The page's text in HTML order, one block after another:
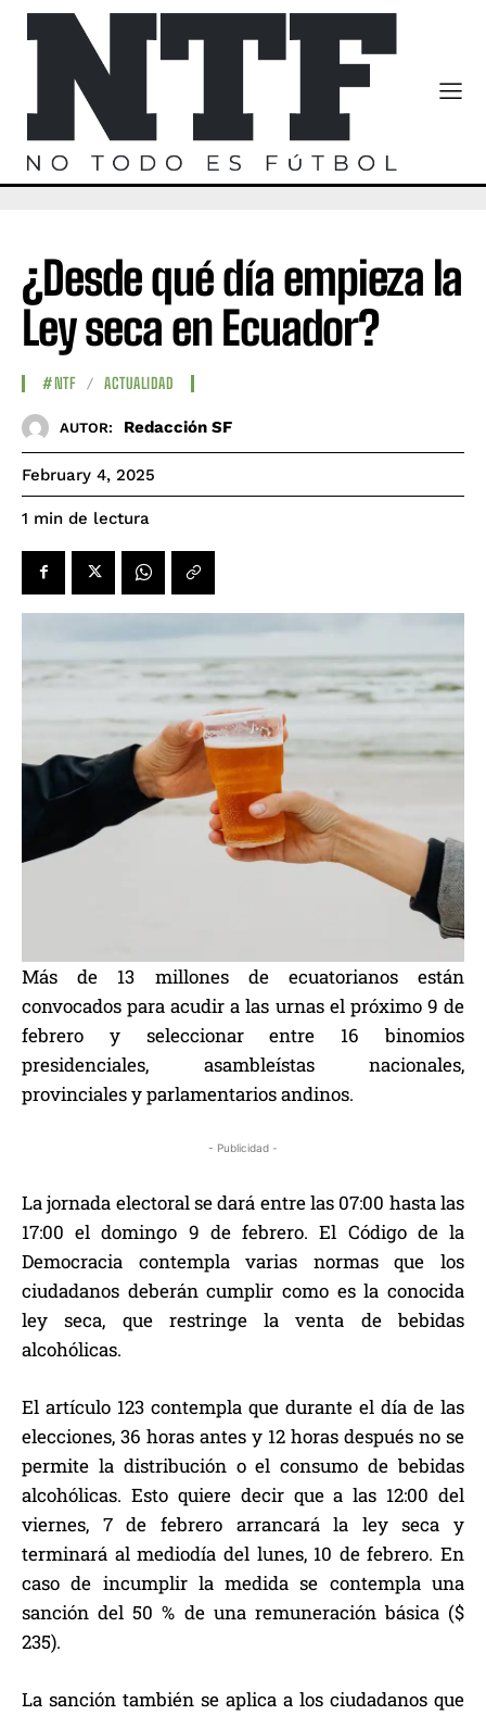
¿Desde qué día empieza la
Ley seca en Ecuador?
#NTF ACTUALIDAD
AUTOR: Redacción SF
February 4, 2025
1 min de lectura
Más de 13 millones de ecuatorianos están
convocados para acudir a las urnas el próximo 9 de
febrero y seleccionar entre 16 binomios
presidenciales, asambleístas nacionales,
provinciales y parlamentarios andinos.
- Publicidad -
La jornada electoral se dará entre las 07:00 hasta las
17:00 el domingo 9 de febrero. El Código de la
Democracia contempla varias normas que los
ciudadanos deberán cumplir como es la conocida
ley seca, que restringe la venta de bebidas
alcohólicas.
El artículo 123 contempla que durante el día de las
elecciones, 36 horas antes y 12 horas después no se
permite la distribución o el consumo de bebidas
alcohólicas. Esto quiere decir que a las 12:00 del
viernes, 7 de febrero arrancará la ley seca y
terminará al mediodía del lunes, 10 de febrero. En
caso de incumplir la medida se contempla una
sanción del 50 % de una remuneración básica ($
235).
La sanción también se aplica a los ciudadanos que